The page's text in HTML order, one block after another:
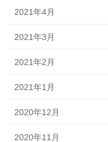
2021年4月
2021年3月
2021年2月
2021年1月
2020年12月
2020年11月